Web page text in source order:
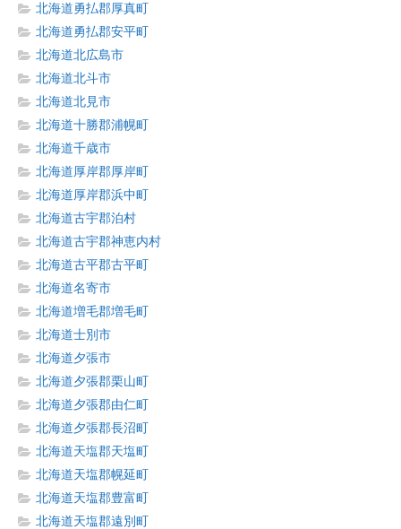
北海道勇払郡厚真町
北海道勇払郡安平町
北海道北広島市
北海道北斗市
北海道北見市
北海道十勝郡浦幌町
北海道千歳市
北海道厚岸郡厚岸町
北海道厚岸郡浜中町
北海道古宇郡泊村
北海道古宇郡神恵内村
北海道古平郡古平町
北海道名寄市
北海道増毛郡増毛町
北海道士別市
北海道夕張市
北海道夕張郡栗山町
北海道夕張郡由仁町
北海道夕張郡長沼町
北海道天塩郡天塩町
北海道天塩郡幌延町
北海道天塩郡豊富町
北海道天塩郡遠別町